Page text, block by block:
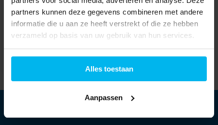
partners kunnen deze gegevens combineren met andere
informatie die u aan ze heeft verstrekt of die ze hebben
verzameld op basis van uw gebruik van hun services.
Alles toestaan
Aanpassen
Bosch KGN36EICF -
Koel-vriescombinatie
869,-